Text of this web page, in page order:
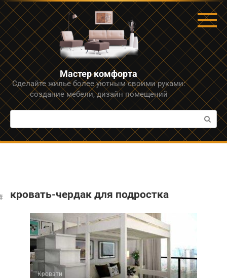
Перейти
к
контенту
Мастер комфорта
Сделайте жилье более уютным своими руками:
создание мебели, дизайн помещений
Поиск:
кровать-чердак для подростка
Кровати